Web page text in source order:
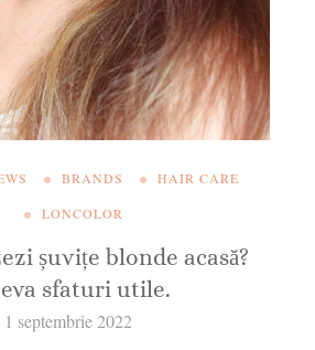
BRANDS
HAIR CARE
LONCOLOR
șuvițe blonde acasă?
sfaturi utile.
1 septembrie 2022